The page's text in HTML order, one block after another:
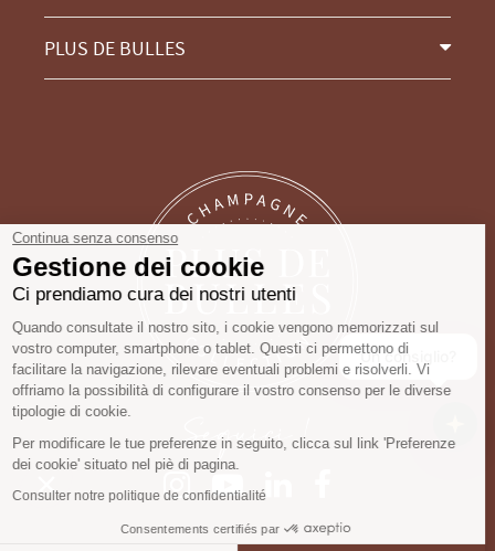
PLUS DE BULLES
Seguici !
Continua senza consenso
Gestione dei cookie
Ci prendiamo cura dei nostri utenti
Quando consultate il nostro sito, i cookie vengono
memorizzati sul vostro computer, smartphone o
tablet. Questi ci permettono di facilitare la
navigazione, rilevare eventuali problemi e risolverli. Vi offriamo la
possibilità di configurare il vostro consenso per le diverse tipologie di
cookie.
Per modificare le tue preferenze in seguito, clicca sul link 'Preferenze
dei cookie' situato nel piè di pagina.
Consulter notre politique de confidentialité
Consentements certifiés par
Un consiglio?